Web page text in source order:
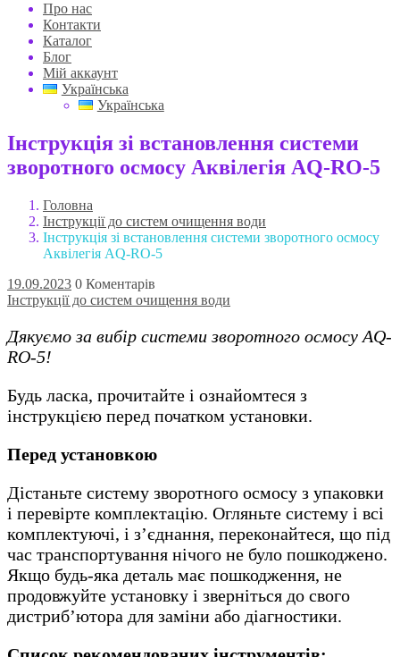
Про нас
Контакти
Каталог
Блог
Мій аккаунт
Українська
Українська
Інструкція зі встановлення системи
зворотного осмосу Аквілегія AQ-RO-5
Головна
Інструкції до систем очищення води
Інструкція зі встановлення системи зворотного осмосу
Аквілегія AQ-RO-5
19.09.2023 0 Коментарів
Інструкції до систем очищення води
Дякуємо за вибір системи зворотного осмосу AQ-
RO-5!
Будь ласка, прочитайте і ознайомтеся з
інструкцією перед початком установки.
Перед установкою
Дістаньте систему зворотного осмосу з упаковки
і перевірте комплектацію. Огляньте систему і всі
комплектуючі, і з’єднання, переконайтеся, що під
час транспортування нічого не було пошкоджено.
Якщо будь-яка деталь має пошкодження, не
продовжуйте установку і зверніться до свого
дистриб’ютора для заміни або діагностики.